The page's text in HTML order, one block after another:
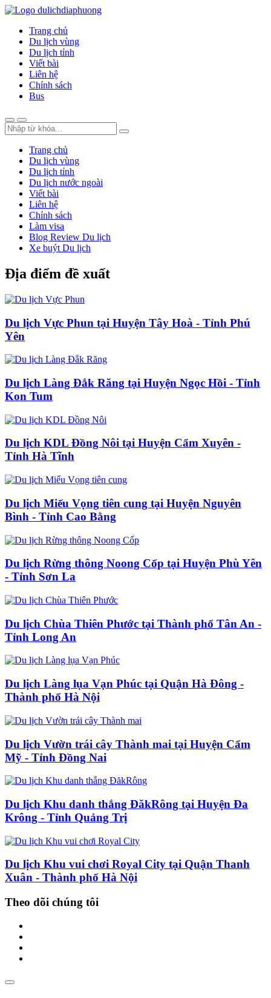
Trang chủ
Du lịch vùng
Du lịch tỉnh
Viết bài
Liên hệ
Chính sách
Bus
Trang chủ
Du lịch vùng
Du lịch tỉnh
Du lịch nước ngoài
Viết bài
Liên hệ
Chính sách
Làm visa
Blog Review Du lịch
Xe buýt Du lịch
Địa điểm đề xuất
Du lịch Vực Phun tại Huyện Tây Hoà - Tỉnh Phú
Yên
Du lịch Làng Đắk Răng tại Huyện Ngọc Hồi - Tỉnh
Kon Tum
Du lịch KDL Đồng Nôi tại Huyện Cẩm Xuyên -
Tỉnh Hà Tĩnh
Du lịch Miếu Vọng tiên cung tại Huyện Nguyên
Bình - Tỉnh Cao Bằng
Du lịch Rừng thông Noong Cốp tại Huyện Phù Yên
- Tỉnh Sơn La
Du lịch Chùa Thiên Phước tại Thành phố Tân An -
Tỉnh Long An
Du lịch Làng lụa Vạn Phúc tại Quận Hà Đông -
Thành phố Hà Nội
Du lịch Vườn trái cây Thành mai tại Huyện Cẩm
Mỹ - Tỉnh Đồng Nai
Du lịch Khu danh thắng ĐăkRông tại Huyện Đa
Krông - Tỉnh Quảng Trị
Du lịch Khu vui chơi Royal City tại Quận Thanh
Xuân - Thành phố Hà Nội
Theo dõi chúng tôi